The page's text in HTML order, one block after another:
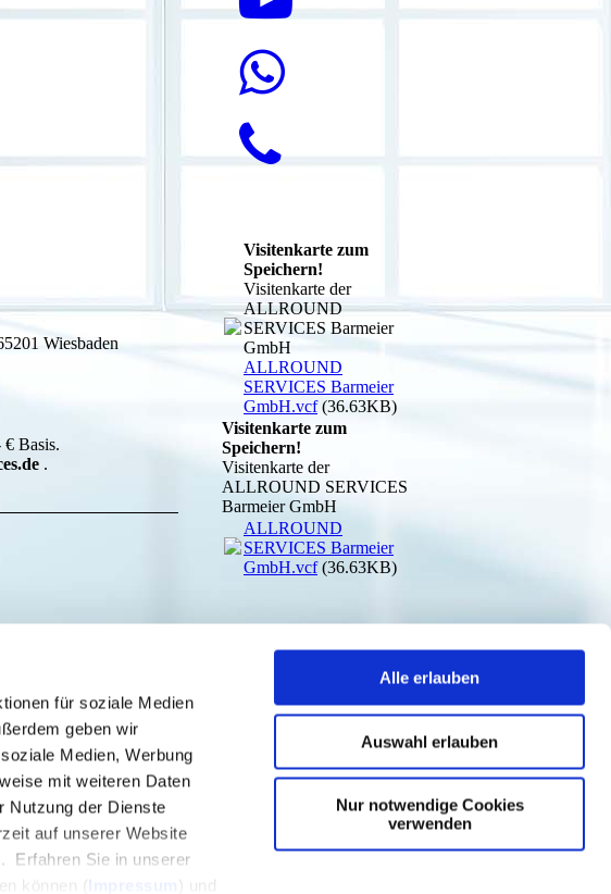
für soziale Medien
geben wir
Medien, Werbung
mit weiteren Daten
Nutzung der Dienste
auf unserer Website
Erfahren Sie in unserer
können ( ) und
Alle erlauben
Auswahl erlauben
Nur notwendige Cookies
verwenden
Wiesbaden
Basis.
.
Visitenkarte zum
Speichern!
Visitenkarte der
ALLROUND
SERVICES Barmeier
GmbH
ALLROUND
SERVICES Barmeier
GmbH.vcf(36.63KB)
Visitenkarte zum
Speichern!
Visitenkarte der
ALLROUND SERVICES
Barmeier GmbH
ALLROUND
SERVICES Barmeier
GmbH.vcf(36.63KB)